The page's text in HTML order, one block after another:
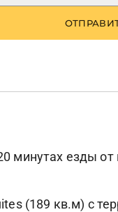
минутах езды
(189 кв.м) с